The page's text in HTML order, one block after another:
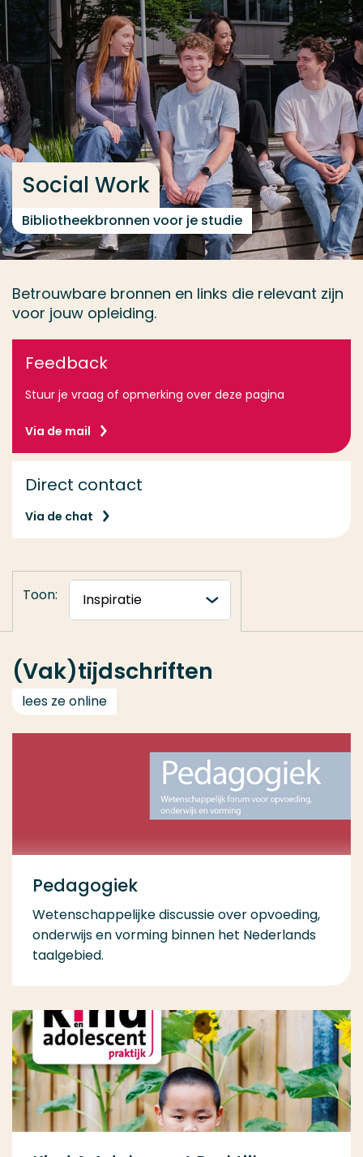
Ga direct naar de content
... > Inspiratie
Social Work
Bibliotheekbronnen voor je studie
Betrouwbare bronnen en links die relevant zijn
voor jouw opleiding.
Feedback
Stuur je vraag of opmerking over deze pagina
Via de mail
Direct contact
Via de chat
Toon:
(Vak)tijdschriften
lees ze online
Pedagogiek
Wetenschappelijke discussie over opvoeding,
onderwijs en vorming binnen het Nederlands
taalgebied.
Veel gezocht
Opleiding
Contact